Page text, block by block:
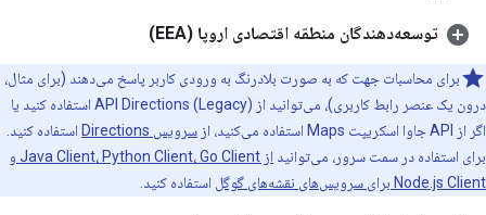
توسعه‌دهندگان منطقه اقتصادی اروپا (EEA)
برای محاسبات جهت که به صورت بلادرنگ به ورودی کاربر پاسخ می‌دهند (برای مثال،
درون یک عنصر رابط کاربری)، می‌توانید از API Directions (Legacy) استفاده کنید یا
اگر از API جاوا اسکریپت Maps استفاده می‌کنید، از
سرویس Directions
استفاده کنید.
برای استفاده در سمت سرور، می‌توانید
از Java Client، Python Client، Go Client و
Node.js Client برای سرویس‌های نقشه‌های گوگل
استفاده کنید.